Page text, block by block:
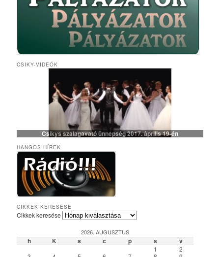
CSIKY-VIDEÓK
Csikys szalagavató ünnepség 2017. április 19-én
Vallásos örökségünk – kiállítás a könyvtárteremben
Csiky Gergely Főgimnázium – Iskolabemutató diákszemmel
„Aranyhaj” – a XI. A farsangi kiadásában
Röplabda-siker a kolozsvári Sportolimpián
Elemisták játékos sporttevékenysége (Erasmus+)
Algyógyi hétvégén szelfiző ötödikesek és hatodikosok
Aradi „kincsvadászaton” a megye nyolcadikosai
Iskolai tehetséggondozás a Csikyben
Karaoke!!! (Aligazgatói segédlettel)
Csiky – A mi iskolánk (filmelőzetes)
„Gyere a Csikybe!” – kisfilm diákoktól diákoknak
A Csiky énekkarának templomi és szabadtéri fellépései
A karácsony, ahogy a VII. B-sek látják
Mikulásjárás a Csikyben és a Kincskereső Óvodában
Túl a színfalakon – portréfilm Tapasztó Ernőről
HANGOS HÍREK
CIKKEK KERESÉSE
Cikkek keresése
2026. AUGUSZTUS
h K s c p s v
1
2